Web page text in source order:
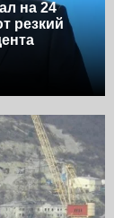
на 24
резкий